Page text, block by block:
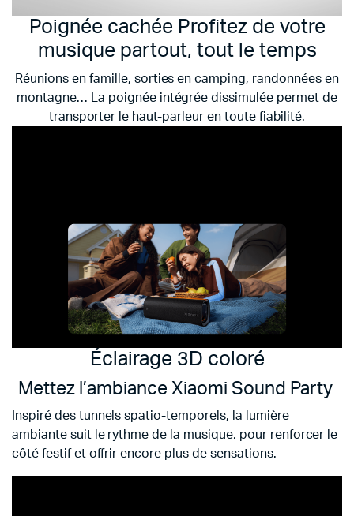
Poignée cachée Profitez de votre
musique partout, tout le temps
Réunions en famille, sorties en camping, randonnées en
montagne… La poignée intégrée dissimulée permet de
transporter le haut-parleur en toute fiabilité.
Éclairage 3D coloré
Mettez l’ambiance Xiaomi Sound Party
Inspiré des tunnels spatio-temporels, la lumière
ambiante suit le rythme de la musique, pour renforcer le
côté festif et offrir encore plus de sensations.